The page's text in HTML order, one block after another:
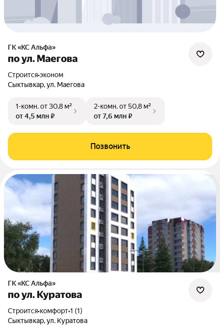
ГК «КС Альфа»
по ул. Маегова
Строится•эконом
Сыктывкар, ул. Маегова
1-комн.от 30,8 м²
от 4,5 млн ₽
2-комн.от 50,8 м²
от 7,6 млн ₽
Позвонить
ГК «КС Альфа»
по ул. Куратова
Строится•комфорт•1 (1)
Сыктывкар, ул. Куратова